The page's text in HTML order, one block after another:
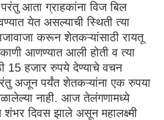
परंतु आता ग्राहकांना विज बिल
येत असल्याची स्थिती त्या
करून शेतकऱ्यांसाठी रायतू
आणण्यात आली होती व त्या
15 हजार रुपये देण्याचे वचन
अजून पर्यंत शेतकऱ्यांना एक रुपया
नाही. आज तेलंगणामध्ये
दिवस झाले असून महालक्ष्मी